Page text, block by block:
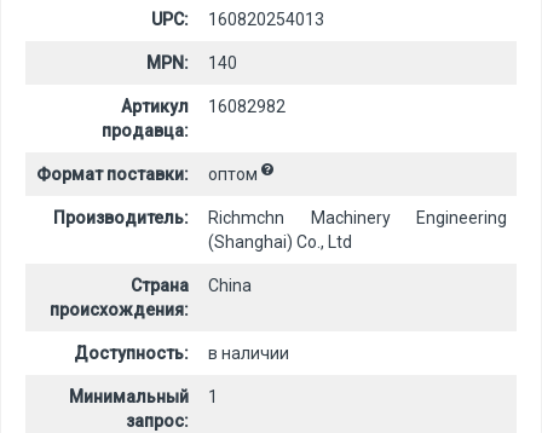
UPC: 160820254013
MPN: 140
Артикул
продавца:
16082982
Формат поставки: оптом
Производитель:
Richmchn Machinery Engineering
(Shanghai) Co., Ltd
Страна
происхождения:
China
Доступность: в наличии
Минимальный
запрос:
1